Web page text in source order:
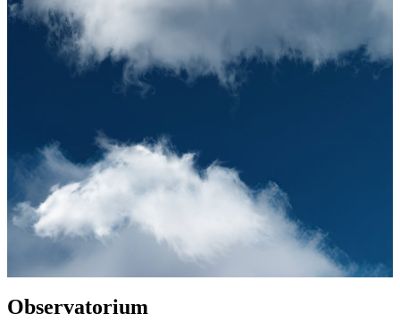
Observatorium